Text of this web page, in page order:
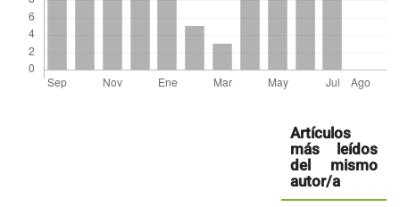
Artículos
más leídos
del mismo
autor/a